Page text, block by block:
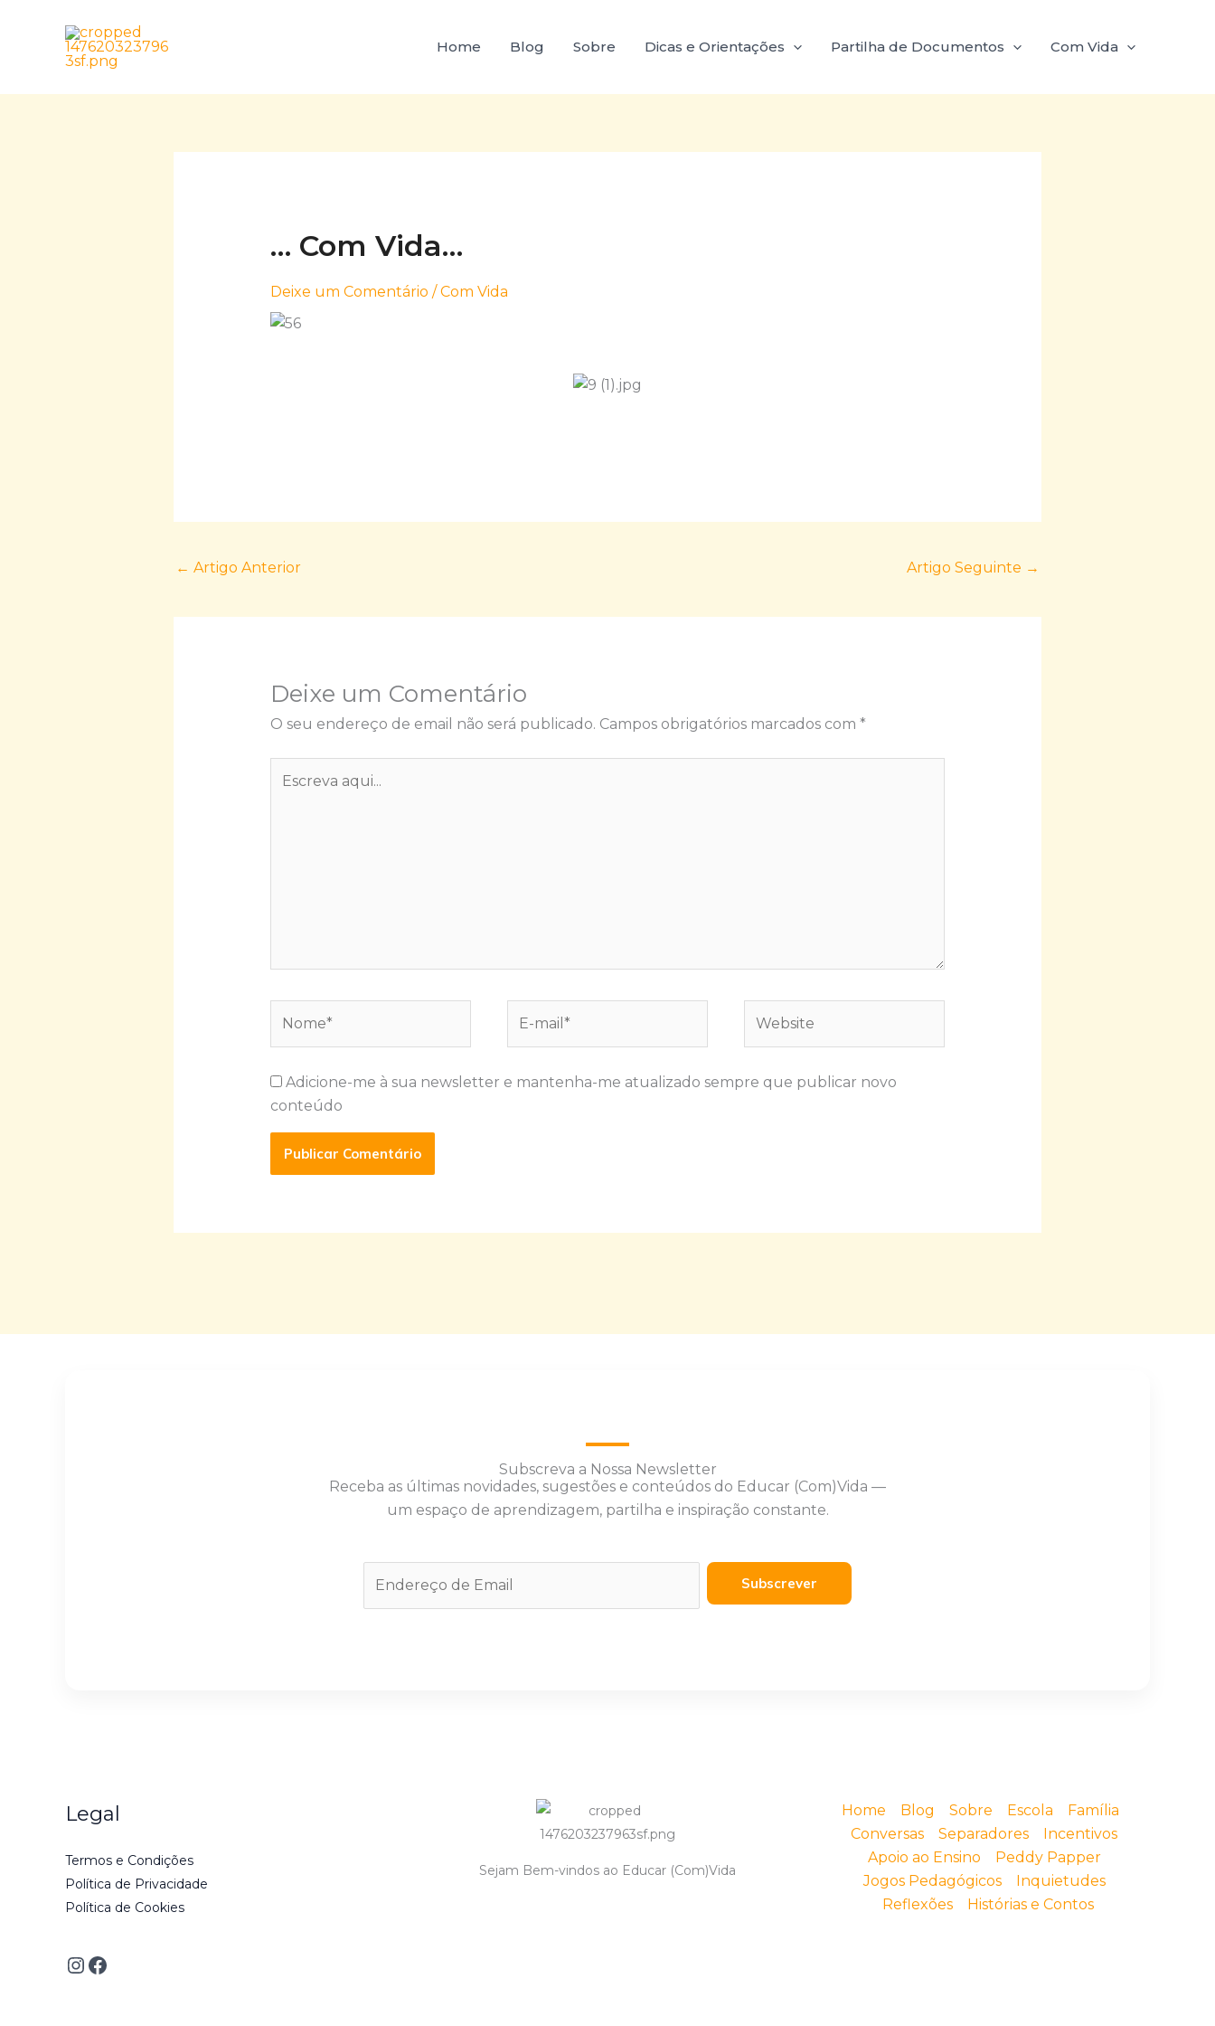
Home Blog Sobre Dicas e Orientações Partilha de Documentos Com Vida
… Com Vida…
Deixe um Comentário /Com Vida
← Artigo Anterior Artigo Seguinte →
Deixe um Comentário
O seu endereço de email não será publicado. Campos obrigatórios marcados com *
aqui...
mail*
Adicione-me à sua newsletter e mantenha-me atualizado sempre que publicar novo
conteúdo
Subscreva a Nossa Newsletter
Receba as últimas novidades, sugestões e conteúdos do Educar (Com)Vida —
um espaço de aprendizagem, partilha e inspiração constante.
Subscrever
Legal
Termos e Condições
Política de Privacidade
Política de Cookies
Sejam Bem-vindos ao Educar (Com)Vida
Home Blog Sobre Escola
Família
Conversas
Separadores
Incentivos
Apoio ao Ensino
Peddy Papper
Jogos Pedagógicos
Inquietudes
Reflexões
Histórias e Contos